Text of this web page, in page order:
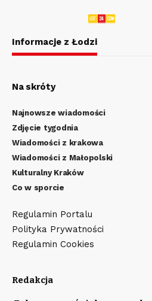
Informacje z Łodzi
Na skróty
Najnowsze wiadomości
Zdjęcie tygodnia
Wiadomości z krakowa
Wiadomości z Małopolski
Kulturalny Kraków
Co w sporcie
Regulamin Portalu
Polityka Prywatności
Regulamin Cookies
Redakcja